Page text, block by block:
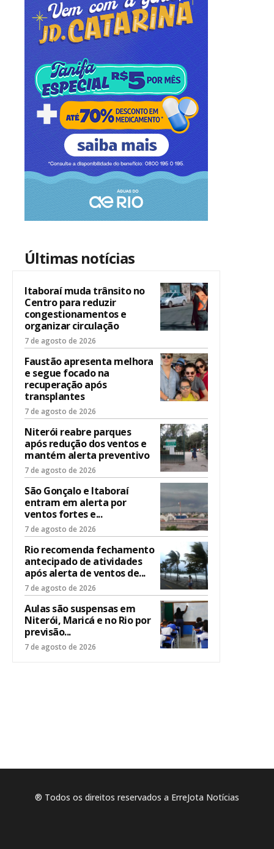
Últimas notícias
Itaboraí muda trânsito no
Centro para reduzir
congestionamentos e
organizar circulação
7 de agosto de 2026
Faustão apresenta melhora
e segue focado na
recuperação após
transplantes
7 de agosto de 2026
Niterói reabre parques
após redução dos ventos e
mantém alerta preventivo
7 de agosto de 2026
São Gonçalo e Itaboraí
entram em alerta por
ventos fortes e...
7 de agosto de 2026
Rio recomenda fechamento
antecipado de atividades
após alerta de ventos de...
7 de agosto de 2026
Aulas são suspensas em
Niterói, Maricá e no Rio por
previsão...
7 de agosto de 2026
® Todos os direitos reservados a ErreJota Notícias